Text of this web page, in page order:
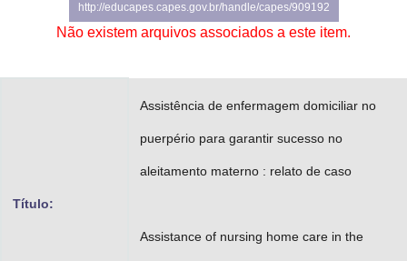
Gabinete de Segurança Institucional
http://educapes.capes.gov.br/handle/capes/909192
Não existem arquivos associados a este item.
Título:
Assistência de enfermagem domiciliar no
puerpério para garantir sucesso no
aleitamento materno : relato de caso
Assistance of nursing home care in the